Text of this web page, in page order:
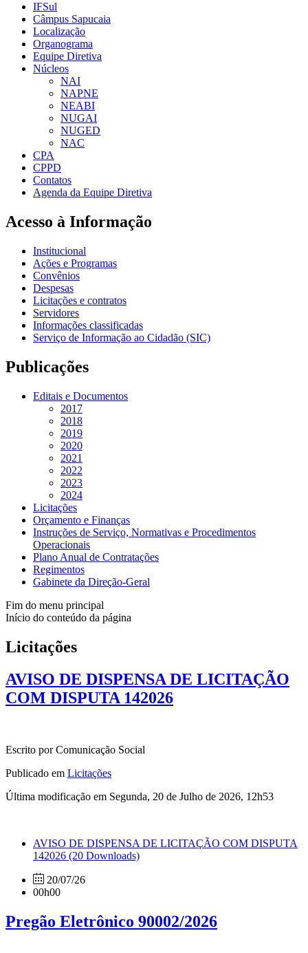
IFSul
Câmpus Sapucaia
Localização
Organograma
Equipe Diretiva
Núcleos
NAI
NAPNE
NEABI
NUGAI
NUGED
NAC
CPA
CPPD
Contatos
Agenda da Equipe Diretiva
Acesso à Informação
Institucional
Ações e Programas
Convênios
Despesas
Licitações e contratos
Servidores
Informações classificadas
Serviço de Informação ao Cidadão (SIC)
Publicações
Editais e Documentos
2017
2018
2019
2020
2021
2022
2023
2024
Licitações
Orçamento e Finanças
Instruções de Serviço, Normativas e Procedimentos
Operacionais
Plano Anual de Contratações
Regimentos
Gabinete da Direção-Geral
Fim do menu principal
Início do conteúdo da página
Licitações
AVISO DE DISPENSA DE LICITAÇÃO
COM DISPUTA 142026
Escrito por Comunicação Social
Publicado em Licitações
Última modificação em Segunda, 20 de Julho de 2026, 12h53
AVISO DE DISPENSA DE LICITAÇÃO COM DISPUTA
142026 (20 Downloads)
20/07/26
00h00
Pregão Eletrônico 90002/2026